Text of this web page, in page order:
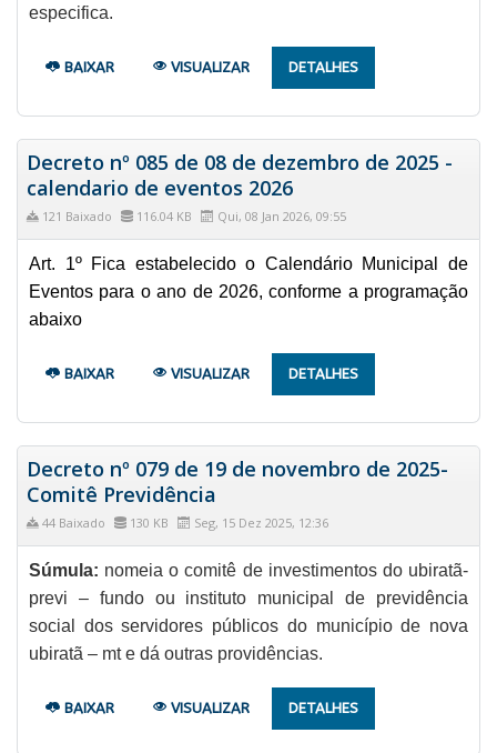
especifica.
BAIXAR VISUALIZAR DETALHES
Decreto nº 085 de 08 de dezembro de 2025 -
calendario de eventos 2026
121 Baixado 116.04 KB Qui, 08 Jan 2026, 09:55
Art. 1º Fica estabelecido o Calendário Municipal de
Eventos para o ano de 2026, conforme a programação
abaixo
BAIXAR VISUALIZAR DETALHES
Decreto nº 079 de 19 de novembro de 2025-
Comitê Previdência
44 Baixado 130 KB Seg, 15 Dez 2025, 12:36
Súmula: nomeia o comitê de investimentos do ubiratã-
previ – fundo ou instituto municipal de previdência
social dos servidores públicos do município de nova
ubiratã – mt e dá outras providências.
BAIXAR VISUALIZAR DETALHES